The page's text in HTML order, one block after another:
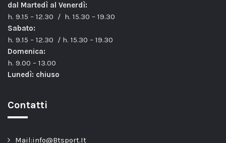
dal Martedì al Venerdì:
h. 9.15 – 12.30 / h. 15.30 – 19.30
Sabato:
h. 9.15 – 12.30 / h. 15.30 – 19.30
Domenica:
h. 9.00 – 13.00
Lunedì: chiuso
Contatti
Mail:info@Btsport.It